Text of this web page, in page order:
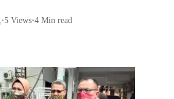
•5 Views•4 Min read